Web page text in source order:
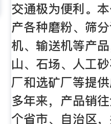
交通极为便利。
产各种磨粉、筛
机、输送机等产
山、石场、人工
厂和选矿厂等提供
多年来，产品销
个省市、自治区